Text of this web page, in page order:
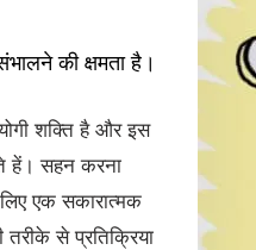
की क्षमता है।
शक्ति है और इस
हें। सहन करना
एक सकारात्मक
से प्रतिक्रिया